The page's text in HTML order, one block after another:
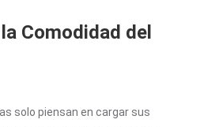
Comodidad del
solo piensan en cargar sus